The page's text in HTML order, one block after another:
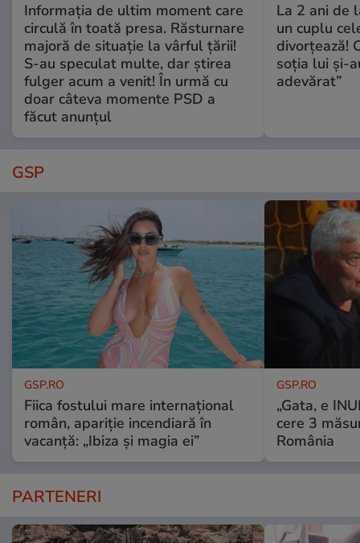
Informația de ultim moment care
circulă în toată presa. Răsturnare
majoră de situație la vârful țării!
S-au speculat multe, dar știrea
fulger acum a venit! În urmă cu
doar câteva momente PSD a
făcut anunțul
La 2 ani de
un cuplu
divorțează!
soția lui și-
adevărat”
GSP
GSP.RO
Fiica fostului mare internațional
român, apariție incendiară în
vacanță: „Ibiza și magia ei”
GSP.RO
„Gata, e
cere 3
România
PARTENERI